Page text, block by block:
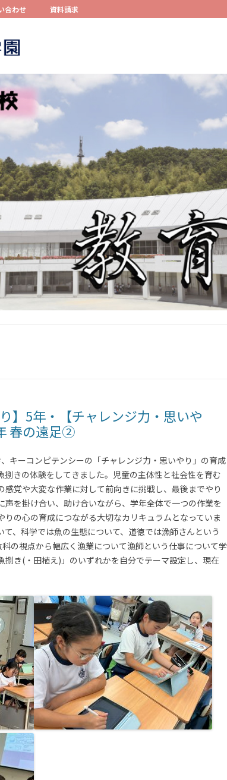
合わせ 資料請求
コンテンツへスキップ
】5年・【チャレンジ力・思いや
春の遠足②
キーコンピテンシーの「チャレンジ力・思いやり」の育成
きの体験をしてきました。児童の主体性と社会性を育む
覚や大変な作業に対して前向きに挑戦し、最後までやり
を掛け合い、助け合いながら、学年全体で一つの作業を
の心の育成につながる大切なカリキュラムとなっていま
、科学では魚の生態について、道徳では漁師さんという
の視点から幅広く漁業について漁師という仕事について学
捌き(・田植え)」のいずれかを自分でテーマ設定し、現在